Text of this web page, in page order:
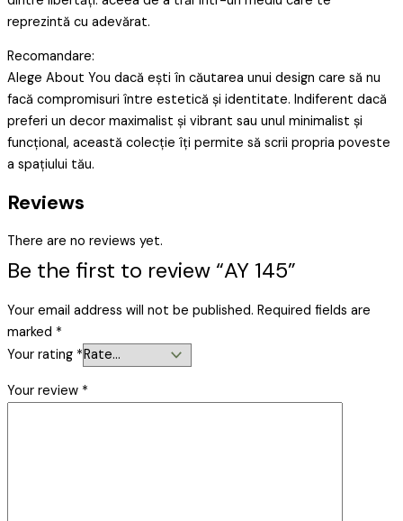
reprezintă cu adevărat.
Recomandare:
Alege About You dacă ești în căutarea unui design care să nu
facă compromisuri între estetică și identitate. Indiferent dacă
preferi un decor maximalist și vibrant sau unul minimalist și
funcțional, această colecție îți permite să scrii propria poveste
a spațiului tău.
Reviews
There are no reviews yet.
Be the first to review “AY 145”
Your email address will not be published. Required fields are
marked *
Your rating *
Your review *